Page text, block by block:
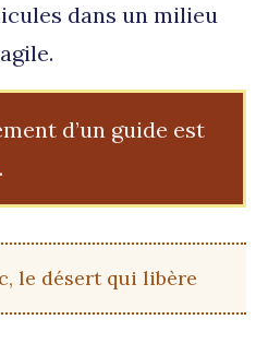
dans un milieu
d’un guide est
le désert qui libère